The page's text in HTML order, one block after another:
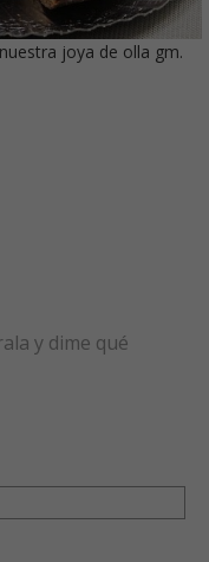
joya de olla gm.
y dime qué